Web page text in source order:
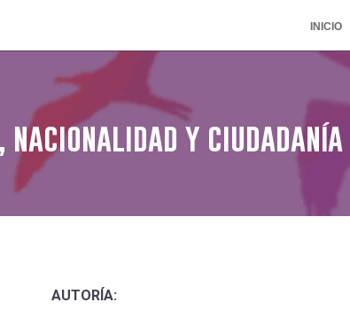
INICIO
y ciudadanía
AUTORÍA: